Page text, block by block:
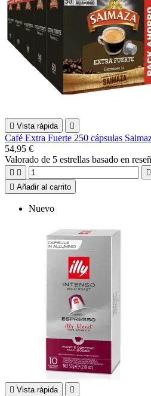
 Vista rápida 
Café Extra Fuerte 250 cápsulas
54,95 €
Valorado de 5 estrellas basado en
  
 Añadir al carrito
Nuevo
 Vista rápida 